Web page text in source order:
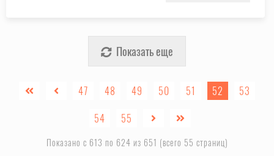
Показать еще
47 48 49 50 51 52
53
54
55
Показано с 613 по 624 из 651 (всего 55 страниц)